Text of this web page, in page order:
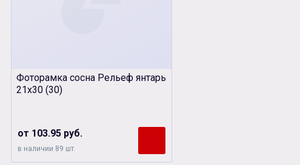
Фоторамка сосна Рельеф янтарь
21х30 (30)
от 103.95 руб.
в наличии 89 шт.